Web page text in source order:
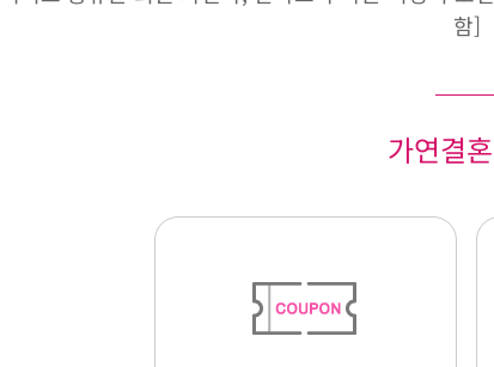
함]
가연결